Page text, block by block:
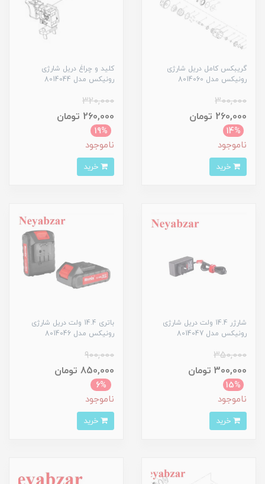
گریبکس کامل دریل شارژی
رونیکس مدل 8014060
300,000
260,000 تومان
14%
ناموجود
کلید و چراغ دریل شارژی
رونیکس مدل 8014044
320,000
260,000 تومان
19%
ناموجود
شارژر 14.4 ولت دریل شارژی
رونیکس مدل 8014047
350,000
300,000 تومان
15%
ناموجود
باتری 14.4 ولت دریل شارژی
رونیکس مدل 8014046
900,000
850,000 تومان
6%
ناموجود